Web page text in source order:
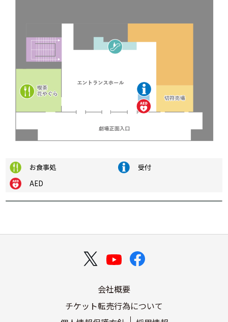
お食事処
AED
受付
会社概要
チケット転売行為について